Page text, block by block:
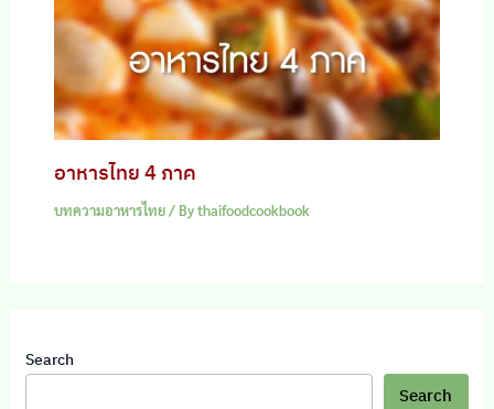
อาหารไทย 4 ภาค
บทความอาหารไทย/ Bythaifoodcookbook
Search
Search